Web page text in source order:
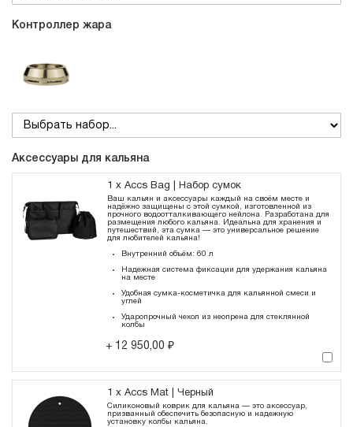
Контроллер жара
Аксессуары для кальяна
1 x Accs Bag | Набор сумок
Ваш кальян и аксессуары каждый на своём месте и
надёжно защищены с этой сумкой, изготовленной из
прочного водоотталкивающего нейлона. Разработана для
размещения любого кальяна. Идеальна для хранения и
путешествий, эта сумка — это универсальное решение
для любителей кальяна!
Внутренний объём: 60 л
Надежная система фиксации для удержания кальяна
на месте
Удобная сумка-косметичка для кальянной смеси и
углей
Ударопрочный чехол из неопрена для стеклянной
колбы
+ 12 950,00 ₽
1 x Accs Mat | Черный
Силиконовый коврик для кальяна — это аксессуар,
призванный обеспечить безопасную и надежную
установку колбы кальяна.